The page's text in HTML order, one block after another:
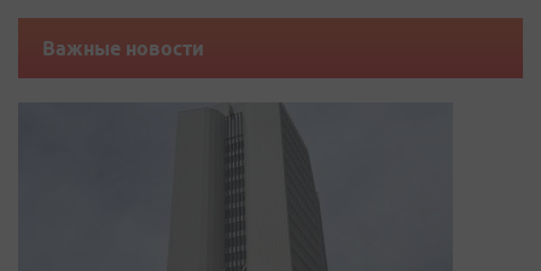
Важные новости